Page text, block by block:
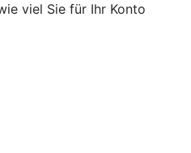
viel Sie für Ihr Konto